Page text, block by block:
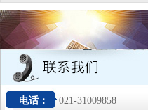
电话： 021-31009858